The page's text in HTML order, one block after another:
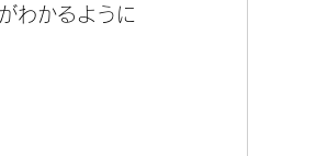
わかるように